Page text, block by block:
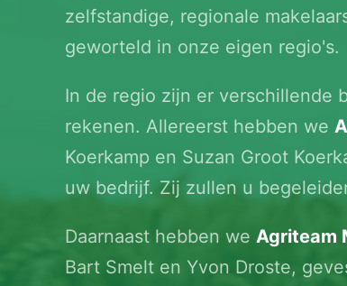
zelfstandige, regionale
geworteld in onze eigen regio's.
In de regio zijn er verschillende
rekenen. Allereerst hebben we
Koerkamp en Suzan Groot
uw bedrijf. Zij zullen u
Daarnaast hebben we Agriteam
Bart Smelt en Yvon Droste,